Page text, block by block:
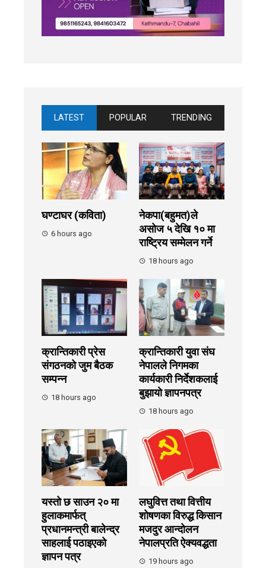
LATEST POPULAR TRENDING
घण्टाघर (कविता)
6 hours ago
नेकपा(बहुमत)ले
असोज ५ देखि १० मा
राष्ट्रिय सम्मेलन गर्ने
18 hours ago
क्रान्तिकारी प्रेस
संगठनको जुम बैठक
सम्पन्न
18 hours ago
क्रान्तिकारी युवा संघ
नेपालले निगमका
कार्यकारी निर्देशकलाई
बुझायाे ज्ञापनपत्र
18 hours ago
यस्तो छ साउन २० मा
हुलाकमार्फत्
प्रधानमन्त्री बालेन्द्र
साहलाई पठाइएको
ज्ञापन पत्र
लघुवित्त तथा वित्तीय
शोषणका विरुद्ध किसान
मजदुर आन्दोलन
नेपालप्रति ऐक्यवद्धता
19 hours ago